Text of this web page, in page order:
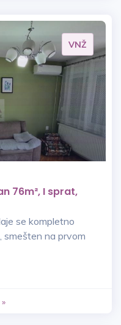
VNŽ
76m², I sprat,
se kompletno
smešten na prvom